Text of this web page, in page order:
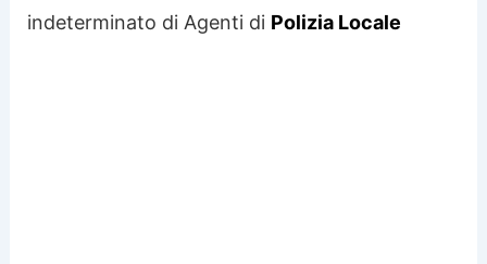
indeterminato di Agenti di Polizia Locale